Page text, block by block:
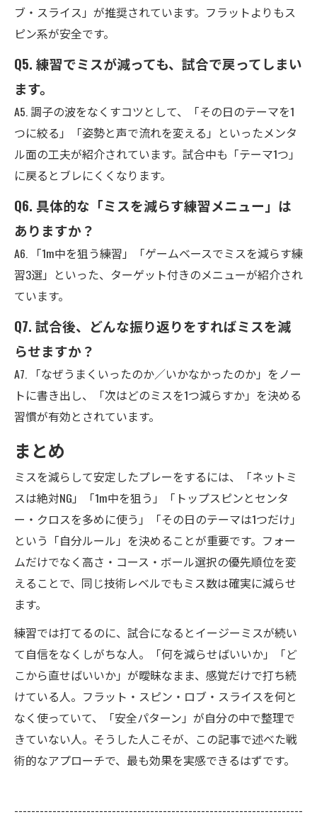
ブ・スライス」が推奨されています。フラットよりもス
ピン系が安全です。
Q5. 練習でミスが減っても、試合で戻ってしまい
ます。
A5. 調子の波をなくすコツとして、「その日のテーマを1
つに絞る」「姿勢と声で流れを変える」といったメンタ
ル面の工夫が紹介されています。試合中も「テーマ1つ」
に戻るとブレにくくなります。
Q6. 具体的な「ミスを減らす練習メニュー」は
ありますか？
A6. 「1m中を狙う練習」「ゲームベースでミスを減らす練
習3選」といった、ターゲット付きのメニューが紹介され
ています。
Q7. 試合後、どんな振り返りをすればミスを減
らせますか？
A7. 「なぜうまくいったのか／いかなかったのか」をノー
トに書き出し、「次はどのミスを1つ減らすか」を決める
習慣が有効とされています。
まとめ
ミスを減らして安定したプレーをするには、「ネットミ
スは絶対NG」「1m中を狙う」「トップスピンとセンタ
ー・クロスを多めに使う」「その日のテーマは1つだけ」
という「自分ルール」を決めることが重要です。フォー
ムだけでなく高さ・コース・ボール選択の優先順位を変
えることで、同じ技術レベルでもミス数は確実に減らせ
ます。
練習では打てるのに、試合になるとイージーミスが続い
て自信をなくしがちな人。「何を減らせばいいか」「ど
こから直せばいいか」が曖昧なまま、感覚だけで打ち続
けている人。フラット・スピン・ロブ・スライスを何と
なく使っていて、「安全パターン」が自分の中で整理で
きていない人。そうした人こそが、この記事で述べた戦
術的なアプローチで、最も効果を実感できるはずです。
--------------------------------------------------------------------